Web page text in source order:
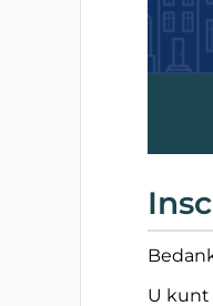
U kunt